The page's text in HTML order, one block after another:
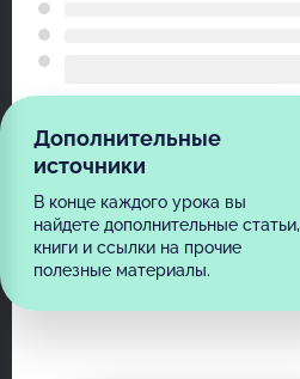
Дополнительные
источники
В конце каждого урока вы
найдете дополнительные статьи,
книги и ссылки на прочие
полезные материалы.